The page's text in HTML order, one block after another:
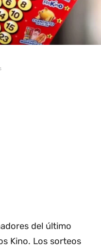
del último
Kino. Los sorteos